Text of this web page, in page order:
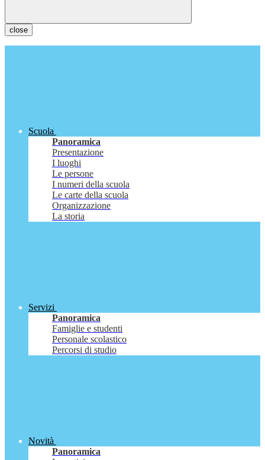
close
Scuola
Panoramica
Presentazione
I luoghi
Le persone
I numeri della scuola
Le carte della scuola
Organizzazione
La storia
Servizi
Panoramica
Famiglie e studenti
Personale scolastico
Percorsi di studio
Novità
Panoramica